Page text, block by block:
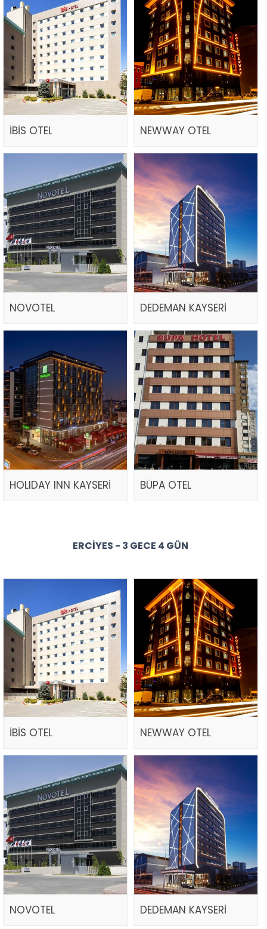
İBİS OTEL NEWWAY OTEL
NOVOTEL DEDEMAN KAYSERİ
HOLIDAY INN KAYSERİ BÜPA OTEL
ERCIYES - 3 GECE 4 GÜN
İBİS OTEL NEWWAY OTEL
NOVOTEL DEDEMAN KAYSERİ